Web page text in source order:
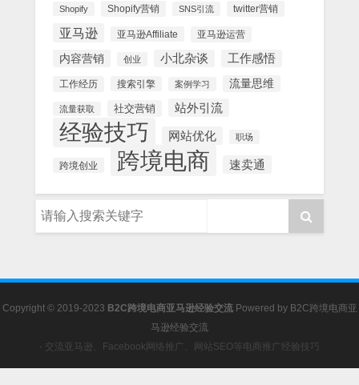
Shopify Shopify营销 SNS引流 twitter营销
亚马逊 亚马逊Affiliate 亚马逊运营
内容营销 创业 小北杂谈 工作感悟
工作经历 搜索引擎 案例学习 流量思维
流量获取 社交营销 站外引流
经验技巧 网站优化 职场
跨境创业 跨境电商 速卖通
Copyright © 2019-2023 B2C跨境电商亚马逊经验交流 Powered by B2C跨境电商亚
马逊经验交流
- 交流亚马逊、Facebook网络推广、网站SEO等电商推广经验技巧